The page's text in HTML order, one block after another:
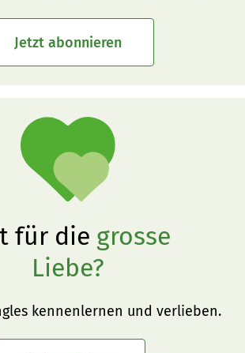
Jetzt abonnieren
für die grosse
Liebe?
kennenlernen und verlieben.